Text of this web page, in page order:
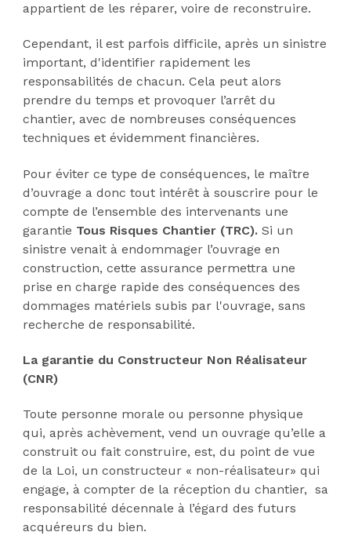
appartient de les réparer, voire de reconstruire.
Cependant, il est parfois difficile, après un sinistre
important, d'identifier rapidement les
responsabilités de chacun. Cela peut alors
prendre du temps et provoquer l’arrêt du
chantier, avec de nombreuses conséquences
techniques et évidemment financières.
Pour éviter ce type de conséquences, le maître
d’ouvrage a donc tout intérêt à souscrire pour le
compte de l’ensemble des intervenants une
garantie Tous Risques Chantier (TRC). Si un
sinistre venait à endommager l’ouvrage en
construction, cette assurance permettra une
prise en charge rapide des conséquences des
dommages matériels subis par l'ouvrage, sans
recherche de responsabilité.
La garantie du Constructeur Non Réalisateur
(CNR)
Toute personne morale ou personne physique
qui, après achèvement, vend un ouvrage qu’elle a
construit ou fait construire, est, du point de vue
de la Loi, un constructeur « non-réalisateur» qui
engage, à compter de la réception du chantier, sa
responsabilité décennale à l’égard des futurs
acquéreurs du bien.